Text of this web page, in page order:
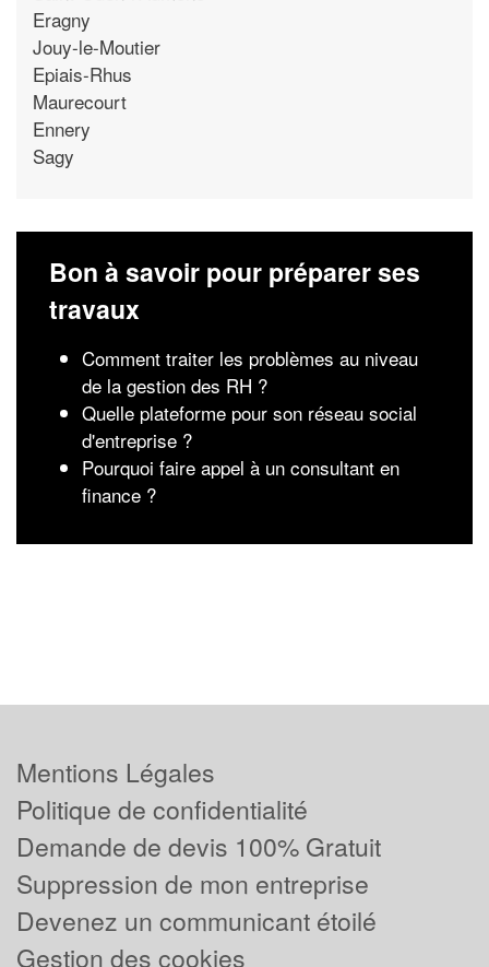
Eragny
Jouy-le-Moutier
Epiais-Rhus
Maurecourt
Ennery
Sagy
Bon à savoir pour préparer ses
travaux
Comment traiter les problèmes au niveau
de la gestion des RH ?
Quelle plateforme pour son réseau social
d'entreprise ?
Pourquoi faire appel à un consultant en
finance ?
Mentions Légales
Politique de confidentialité
Demande de devis 100% Gratuit
Suppression de mon entreprise
Devenez un communicant étoilé
Gestion des cookies